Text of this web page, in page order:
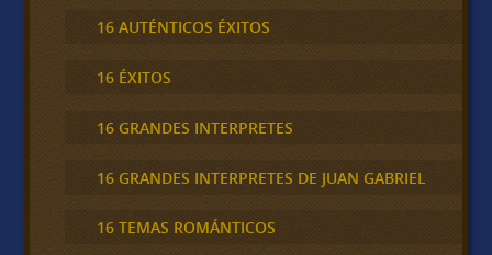
16 AUTÉNTICOS ÉXITOS
16 ÉXITOS
16 GRANDES INTERPRETES
16 GRANDES INTERPRETES DE JUAN GABRIEL
16 TEMAS ROMÁNTICOS